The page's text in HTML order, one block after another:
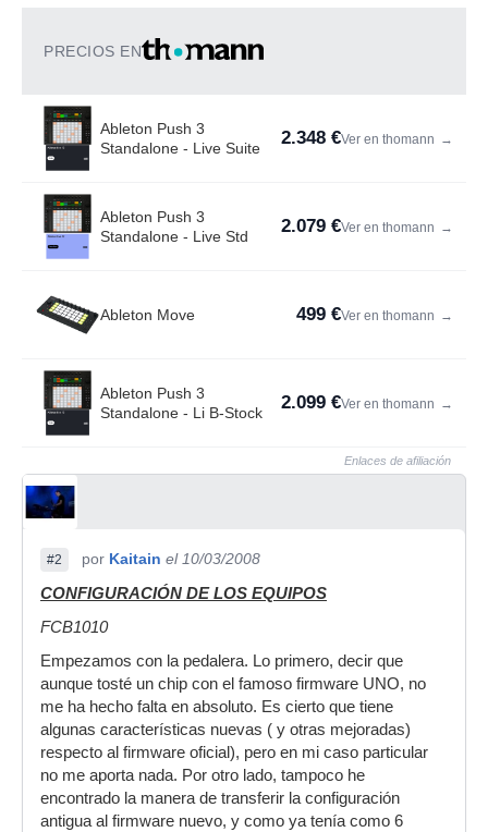
PRECIOS EN
Ableton Push 3
Standalone - Live Suite
2.348 €Ver en thomann →
Ableton Push 3
Standalone - Live Std
2.079 €Ver en thomann →
Ableton Move 499 €Ver en thomann →
Ableton Push 3
Standalone - Li B-Stock
2.099 €Ver en thomann →
Enlaces de afiliación
#2 por Kaitain el 10/03/2008
CONFIGURACIÓN DE LOS EQUIPOS
FCB1010
Empezamos con la pedalera. Lo primero, decir que
aunque tosté un chip con el famoso firmware UNO, no
me ha hecho falta en absoluto. Es cierto que tiene
algunas características nuevas ( y otras mejoradas)
respecto al firmware oficial), pero en mi caso particular
no me aporta nada. Por otro lado, tampoco he
encontrado la manera de transferir la configuración
antigua al firmware nuevo, y como ya tenía como 6